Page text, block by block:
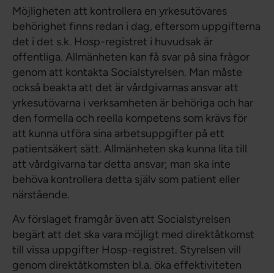
Möjligheten att kontrollera en yrkesutövares
behörighet finns redan i dag, eftersom uppgifterna
det i det s.k. Hosp-registret i huvudsak är
offentliga. Allmänheten kan få svar på sina frågor
genom att kontakta Socialstyrelsen. Man måste
också beakta att det är vårdgivarnas ansvar att
yrkesutövarna i verksamheten är behöriga och har
den formella och reella kompetens som krävs för
att kunna utföra sina arbetsuppgifter på ett
patientsäkert sätt. Allmänheten ska kunna lita till
att vårdgivarna tar detta ansvar; man ska inte
behöva kontrollera detta själv som patient eller
närstående.
Av förslaget framgår även att Socialstyrelsen
begärt att det ska vara möjligt med direktåtkomst
till vissa uppgifter Hosp-registret. Styrelsen vill
genom direktåtkomsten bl.a. öka effektiviteten